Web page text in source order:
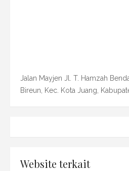
Jalan Mayjen Jl. T. Hamzah
Bireun, Kec. Kota Juang,
Website terkait